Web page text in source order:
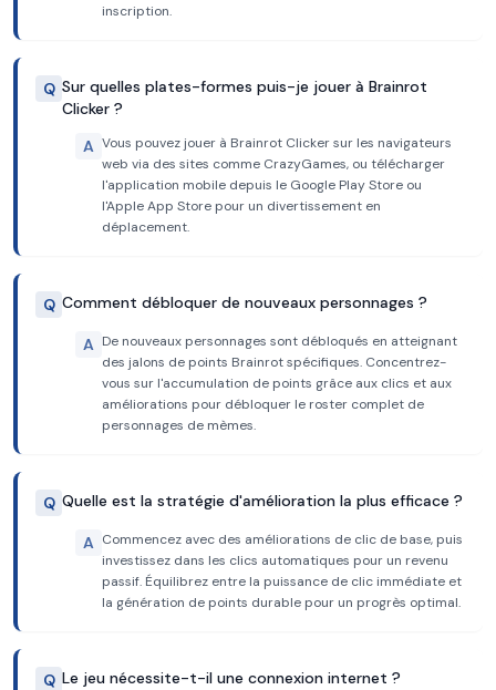
inscription.
Q Sur quelles plates-formes puis-je jouer à Brainrot
Clicker ?
A Vous pouvez jouer à Brainrot Clicker sur les navigateurs
web via des sites comme CrazyGames, ou télécharger
l'application mobile depuis le Google Play Store ou
l'Apple App Store pour un divertissement en
déplacement.
Q Comment débloquer de nouveaux personnages ?
A De nouveaux personnages sont débloqués en atteignant
des jalons de points Brainrot spécifiques. Concentrez-
vous sur l'accumulation de points grâce aux clics et aux
améliorations pour débloquer le roster complet de
personnages de mèmes.
Q Quelle est la stratégie d'amélioration la plus efficace ?
A Commencez avec des améliorations de clic de base, puis
investissez dans les clics automatiques pour un revenu
passif. Équilibrez entre la puissance de clic immédiate et
la génération de points durable pour un progrès optimal.
Q Le jeu nécessite-t-il une connexion internet ?